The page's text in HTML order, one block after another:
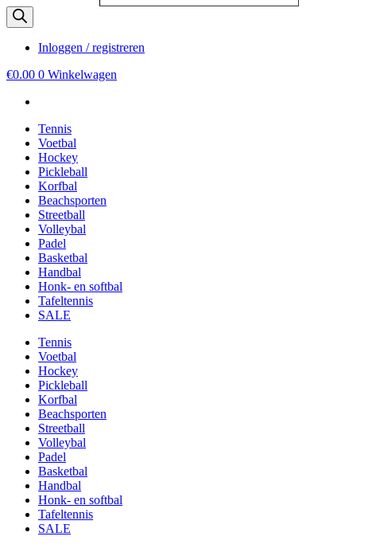
Inloggen / registreren
€0.00 0 Winkelwagen
Tennis
Voetbal
Hockey
Pickleball
Korfbal
Beachsporten
Streetball
Volleybal
Padel
Basketbal
Handbal
Honk- en softbal
Tafeltennis
SALE
Tennis
Voetbal
Hockey
Pickleball
Korfbal
Beachsporten
Streetball
Volleybal
Padel
Basketbal
Handbal
Honk- en softbal
Tafeltennis
SALE